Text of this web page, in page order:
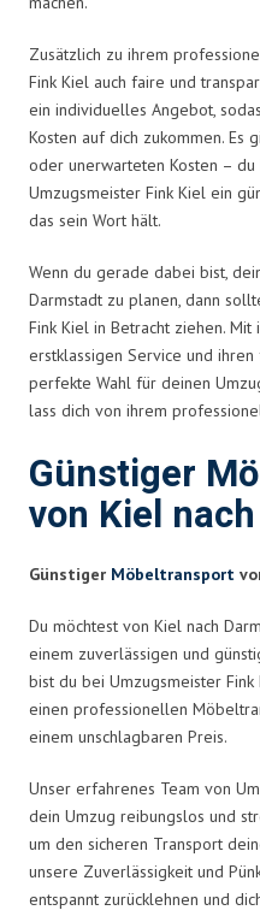
Zusätzlich zu ihrem
Fink Kiel auch faire und
ein individuelles Angebot,
Kosten auf dich zukommen. Es
oder unerwarteten Kosten – du
Umzugsmeister Fink Kiel ein
das sein Wort hält.
Wenn du gerade dabei bist,
Darmstadt zu planen, dann
Fink Kiel in Betracht ziehen. Mit
erstklassigen Service und
perfekte Wahl für deinen
lass dich von ihrem
Günstiger
von Kiel
Günstiger Möbeltransport
Du möchtest von Kiel nach
einem zuverlässigen und
bist du bei Umzugsmeister
einen professionellen
einem unschlagbaren Preis.
Unser erfahrenes Team von
dein Umzug reibungslos und
um den sicheren Transport
unsere Zuverlässigkeit und
entspannt zurücklehnen und